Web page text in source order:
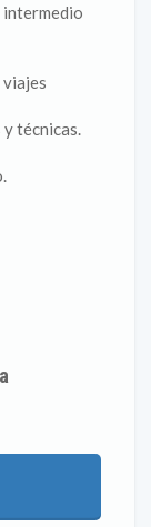
intermedio
técnicas.